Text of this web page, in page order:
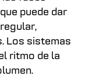
puede dar
Los sistemas
ritmo de la